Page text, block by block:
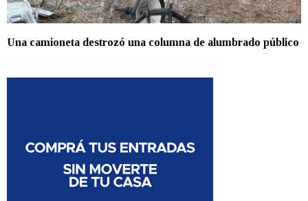
Una camioneta destrozó una columna de alumbrado público